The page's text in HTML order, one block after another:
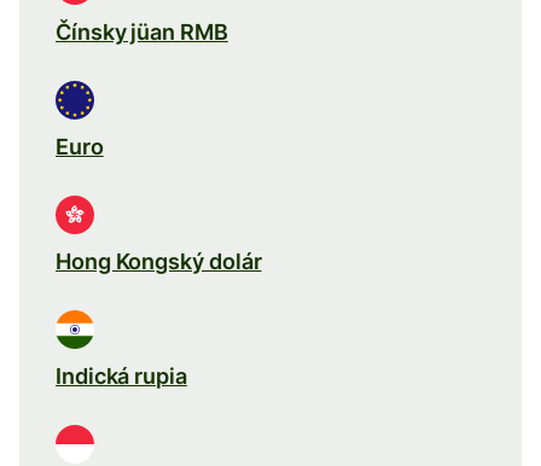
Čínsky jüan RMB
Euro
Hong Kongský dolár
Indická rupia